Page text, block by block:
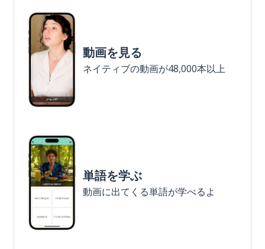
動画を見る
ネイティブの動画が48,000本以上
単語を学ぶ
動画に出てくる単語が学べるよ